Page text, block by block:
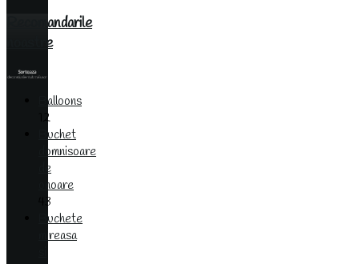
Recomandarile
noastre
Balloons
12
Buchet
domnisoare
de
onoare
43
Buchete
mireasa